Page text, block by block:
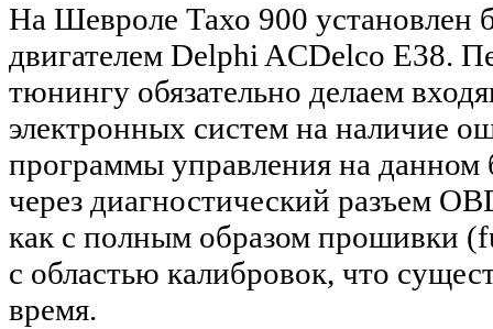
На Шевроле Тахо 900 установлен
двигателем Delphi ACDelco E38.
тюнингу обязательно делаем
электронных систем на наличие
программы управления на данном
через диагностический разъем
как с полным образом прошивки
с областью калибровок, что
время.